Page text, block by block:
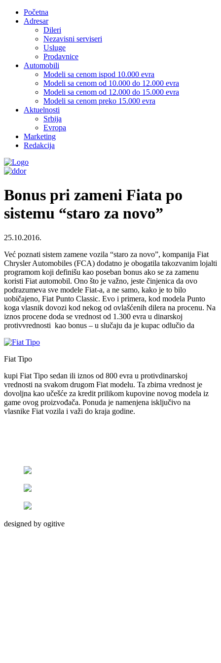
Početna
Adresar
Dileri
Nezavisni serviseri
Usluge
Prodavnice
Automobili
Modeli sa cenom ispod 10.000 evra
Modeli sa cenom od 10.000 do 12.000 evra
Modeli sa cenom od 12.000 do 15.000 evra
Modeli sa cenom preko 15.000 evra
Aktuelnosti
Srbija
Evropa
Marketing
Redakcija
Bonus pri zameni Fiata po
sistemu “staro za novo”
25.10.2016.
Već poznati sistem zamene vozila “staro za novo”, kompanija Fiat
Chrysler Automobiles (FCA) dodatno je obogatila takozvanim lojalti
programom koji definišu kao poseban bonus ako se za zamenu
koristi Fiat automobil. Ono što je važno, jeste činjenica da ovo
podrazumeva sve modele Fiat-a, a ne samo, kako je to bilo
uobičajeno, Fiat Punto Classic. Evo i primera, kod modela Punto
koga vlasnik dovozi kod nekog od ovlašćenih dilera na procenu. Na
iznos procene doda se vrednost od 1.300 evra u dinarskoj
protivvrednosti kao bonus – u slučaju da je kupac odlučio da
Fiat Tipo
kupi Fiat Tipo sedan ili iznos od 800 evra u protivdinarskoj
vrednosti na svakom drugom Fiat modelu. Ta zbirna vrednost je
dovoljna kao učešće za kredit prilikom kupovine novog modela iz
game ovog proizvođača. Ponuda je namenjena isključivo na
vlasnike Fiat vozila i važi do kraja godine.
designed by ogitive